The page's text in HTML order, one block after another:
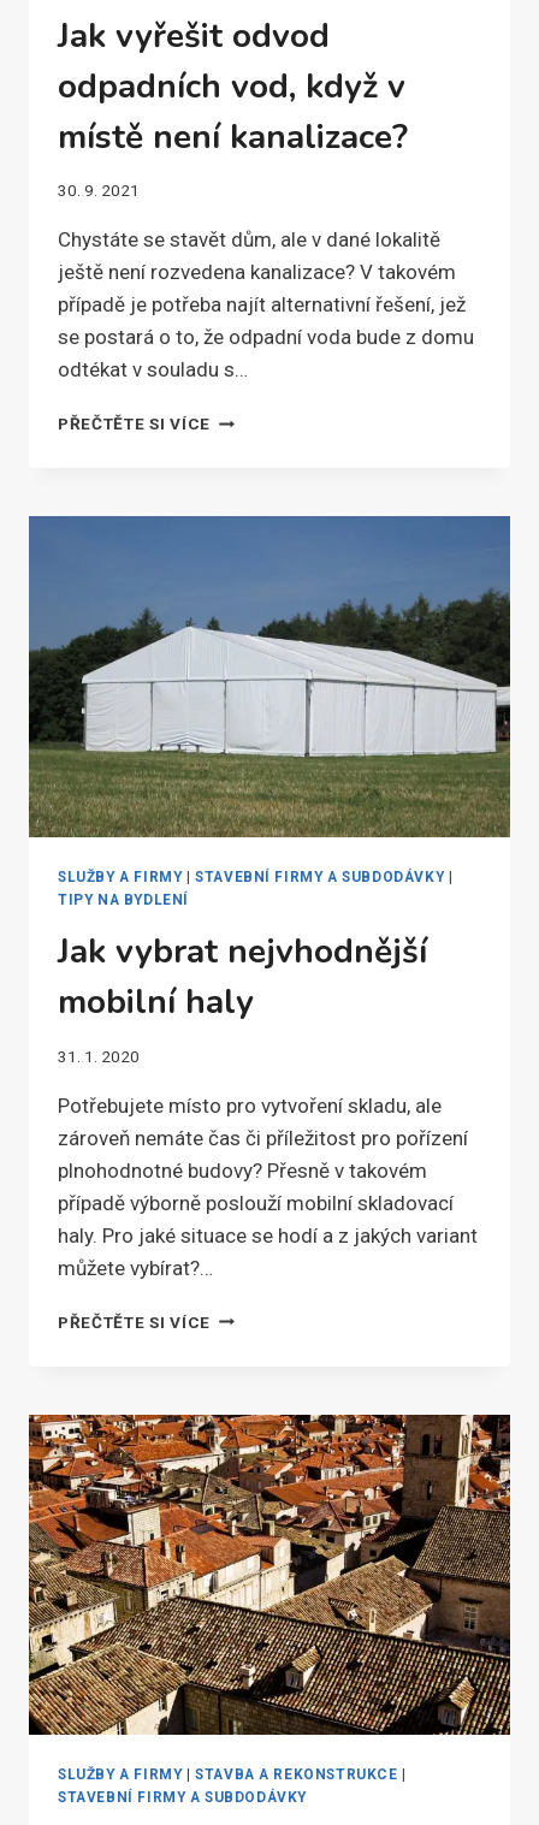
Jak vyřešit odvod
odpadních vod, když v
místě není kanalizace?
30. 9. 2021
Chystáte se stavět dům, ale v dané lokalitě
ještě není rozvedena kanalizace? V takovém
případě je potřeba najít alternativní řešení, jež
se postará o to, že odpadní voda bude z domu
odtékat v souladu s…
PŘEČTĚTE SI VÍCEJAK
VOD,
NENÍ
KANALIZACE?
SLUŽBY A FIRMY|STAVEBNÍ FIRMY A SUBDODÁVKY|
TIPY NA BYDLENÍ
Jak vybrat nejvhodnější
mobilní haly
31. 1. 2020
Potřebujete místo pro vytvoření skladu, ale
zároveň nemáte čas či příležitost pro pořízení
plnohodnotné budovy? Přesně v takovém
případě výborně poslouží mobilní skladovací
haly. Pro jaké situace se hodí a z jakých variant
můžete vybírat?…
PŘEČTĚTE SI VÍCEJAK
HALY
SLUŽBY A FIRMY|STAVBA A REKONSTRUKCE
STAVEBNÍ FIRMY A SUBDODÁVKY